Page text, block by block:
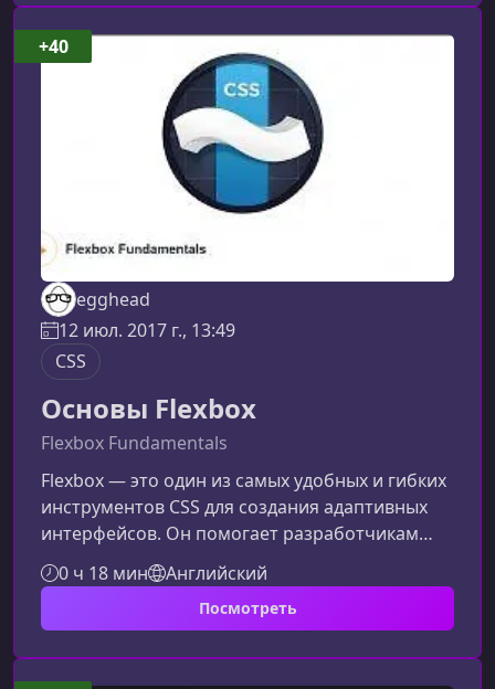
писать более гибкий, поддерживаемый и
компактный код. Это надстройка над CSS,
сохранившая его синтаксис, поэтому вы
можете начать использовать SCSS
практически сраз
egghead
12 июл. 2017 г., 13:49
CSS
Основы Flexbox
Flexbox Fundamentals
Flexbox — это один из самых удобных и гибких
инструментов CSS для создания адаптивных
интерфейсов. Он помогает разработчикам
быстро выстраивать сложные макеты без
громоздких вычислений и дополнительных
библиотек, обеспечивая современный и
верстке.Преимущества FlexboxИспользование
0 ч 18 мин Английский
Посмотреть
+40